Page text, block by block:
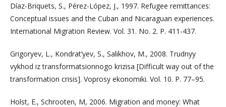
Díaz-Briquets, S., Pérez-López, J., 1997. Refugee remittances:
Conceptual issues and the Cuban and Nicaraguan experiences.
International Migration Review. Vol. 31. No. 2. P. 411-437.
Grigoryev, L., Kondrat’yev, S., Salikhov, M., 2008. Trudnyy
vykhod iz transformatsionnogo krizisa [Difficult way out of the
transformation crisis]. Voprosy ekonomiki. Vol. 10. P. 77–95.
Holst, E., Schrooten, M, 2006. Migration and money: What